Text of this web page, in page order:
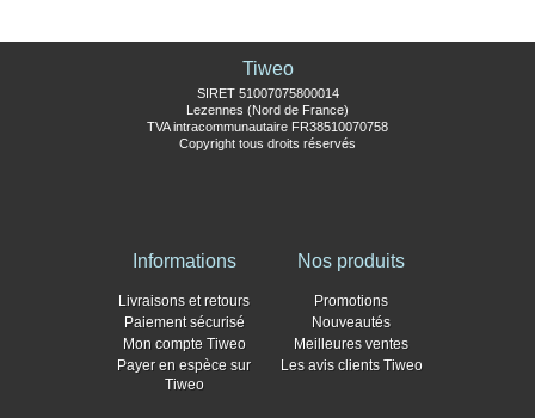
Tiweo
SIRET 51007075800014
Lezennes (Nord de France)
TVA intracommunautaire FR38510070758
Copyright tous droits réservés
Informations
Livraisons et retours
Paiement sécurisé
Mon compte Tiweo
Payer en espèce sur
Tiweo
Nos produits
Promotions
Nouveautés
Meilleures ventes
Les avis clients Tiweo